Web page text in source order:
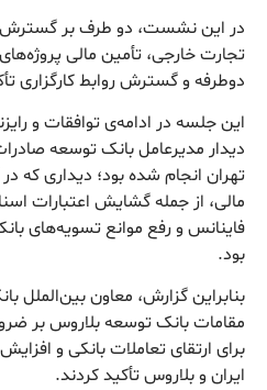
در این نشست، دو طرف بر
تجارت خارجی، تأمین مالی
دوطرفه و گسترش روابط کارگزاری
این جلسه در ادامه‌ی توافقات و
دیدار مدیرعامل بانک توسعه
تهران انجام شده بود؛ دیداری که
فاینانس و رفع موانع تسویه‌های
بود.
بنابراین گزارش، معاون بین‌الملل
مقامات بانک توسعه بلاروس بر
برای ارتقای تعاملات بانکی و
ایران و بلاروس تأکید کردند.